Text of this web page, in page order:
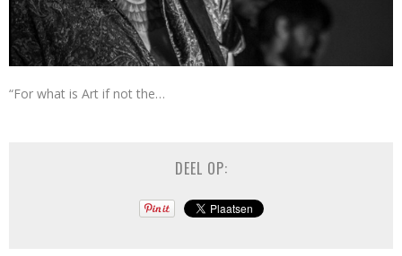
“For what is Art if not the…
DEEL OP: